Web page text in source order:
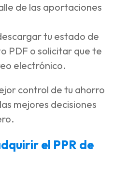
de las aportaciones
tu estado de
PDF o solicitar que te
electrónico.
control de tu ahorro
mejores decisiones
el PPR de